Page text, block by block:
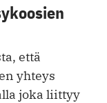
että
yhteys
joka liittyy